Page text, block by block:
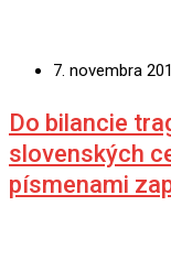
7. novembra
Do bilancie
slovenských
písmenami